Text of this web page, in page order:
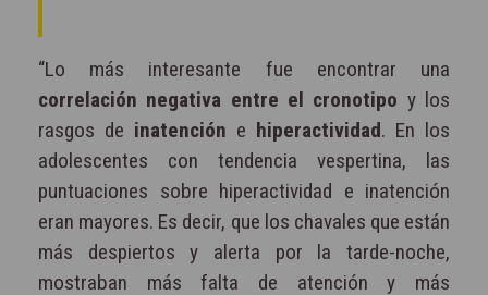
“Lo más interesante fue encontrar una
correlación negativa entre el cronotipo y los
rasgos de inatención e hiperactividad. En los
adolescentes con tendencia vespertina, las
puntuaciones sobre hiperactividad e inatención
eran mayores. Es decir, que los chavales que están
más despiertos y alerta por la tarde-noche,
mostraban más falta de atención y más